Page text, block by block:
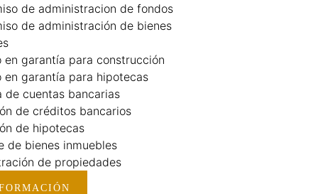
de administracion de fondos
de administración de bienes
en garantía para construcción
en garantía para hipotecas
de cuentas bancarias
de créditos bancarios
de hipotecas
de bienes inmuebles
de propiedades